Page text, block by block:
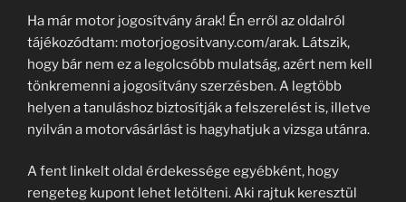
Ha már motor jogosítvány árak! Én erről az oldalról
tájékozódtam: motorjogositvany.com/arak. Látszik,
hogy bár nem ez a legolcsóbb mulatság, azért nem kell
tönkremenni a jogosítvány szerzésben. A legtöbb
helyen a tanuláshoz biztosítják a felszerelést is, illetve
nyilván a motorvásárlást is hagyhatjuk a vizsga utánra.
A fent linkelt oldal érdekessége egyébként, hogy
rengeteg kupont lehet letölteni. Aki rajtuk keresztül